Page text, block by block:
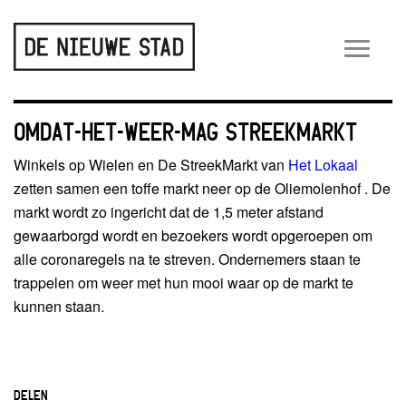
OMDAT-HET-WEER-MAG STREEKMARKT
Winkels op Wielen en De StreekMarkt van Het Lokaal
zetten samen een toffe markt neer op de Oliemolenhof . De
markt wordt zo ingericht dat de 1,5 meter afstand
gewaarborgd wordt en bezoekers wordt opgeroepen om
alle coronaregels na te streven. Ondernemers staan te
trappelen om weer met hun mooi waar op de markt te
kunnen staan.
DELEN